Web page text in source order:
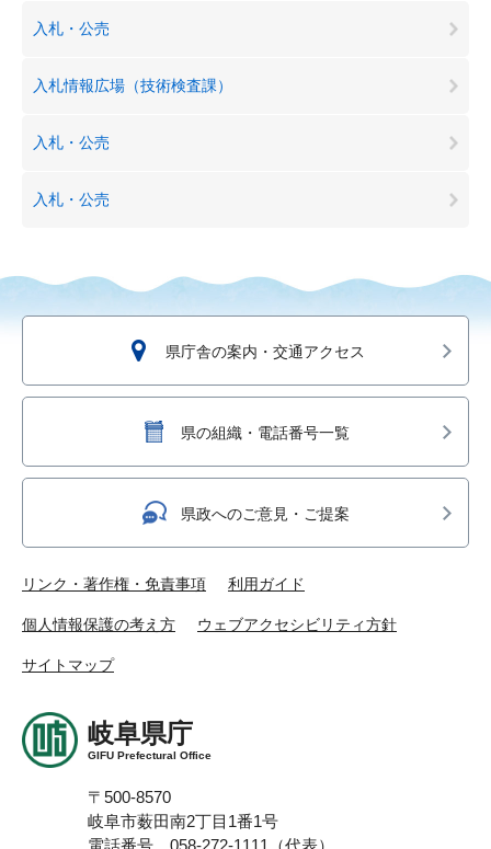
入札・公売
入札情報広場（技術検査課）
入札・公売
入札・公売
県庁舎の案内・交通アクセス
県の組織・電話番号一覧
県政へのご意見・ご提案
リンク・著作権・免責事項 利用ガイド
個人情報保護の考え方 ウェブアクセシビリティ方針
サイトマップ
岐阜県庁
GIFU Prefectural Office
〒500-8570
岐阜市薮田南2丁目1番1号
電話番号 058-272-1111（代表）